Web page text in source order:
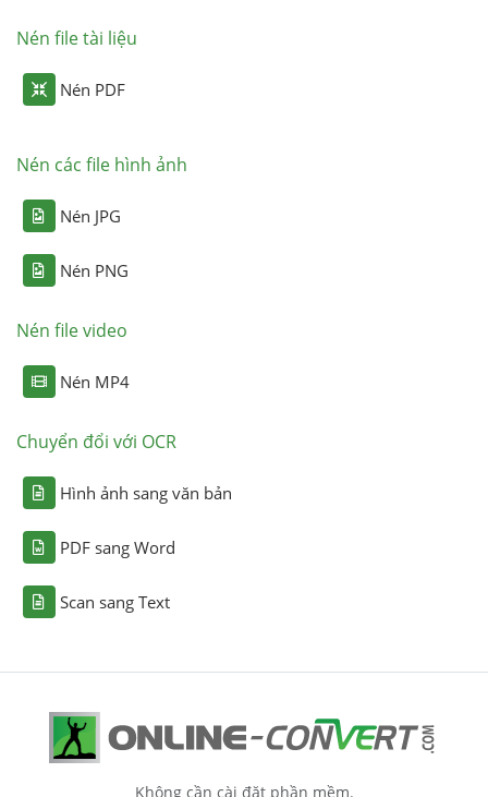
Nén file tài liệu
Nén PDF
Nén các file hình ảnh
Nén JPG
Nén PNG
Nén file video
Nén MP4
Chuyển đổi với OCR
Hình ảnh sang văn bản
PDF sang Word
Scan sang Text
Không cần cài đặt phần mềm.